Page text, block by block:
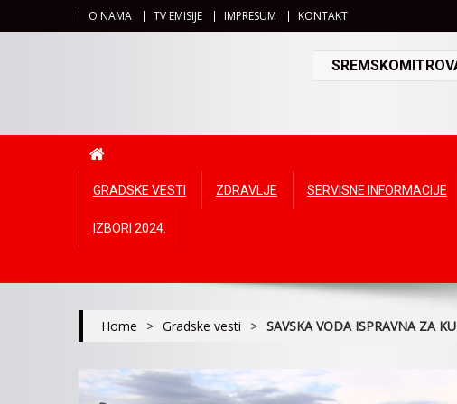
O NAMA TV EMISIJE IMPRESUM KONTAKT
GRADSKE VESTI ZDRAVLJE SERVISNE INFORMACIJE
IZBORI 2024.
Home > Gradske vesti > SAVSKA VODA ISPRAVNA ZA